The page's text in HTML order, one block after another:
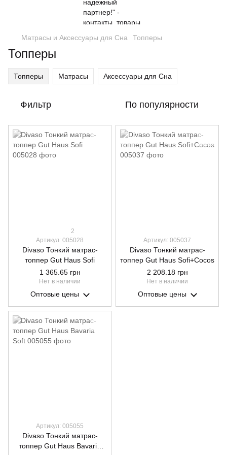
Матрасы и Аксессуары для Сна Топперы
Топперы
Топперы Матрасы Аксессуары для Сна
Фильтр По популярности
2
Артикул: 005028
Divaso Тонкий матрас-
топпер Gut Haus Sofi
1 365.65 грн
Нет в наличии
Оптовые цены
Артикул: 005037
Divaso Тонкий матрас-
топпер Gut Haus Sofi+Cocos
2 208.18 грн
Нет в наличии
Оптовые цены
Артикул: 005055
Divaso Тонкий матрас-
топпер Gut Haus Bavaria